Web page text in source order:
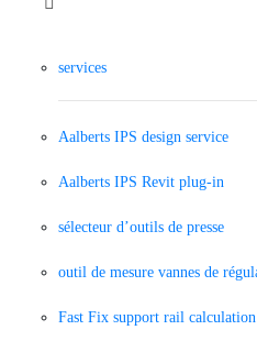
services
Aalberts IPS design service
Aalberts IPS Revit plug-in
sélecteur d’outils de presse
outil de mesure vannes de
Fast Fix support rail calculation